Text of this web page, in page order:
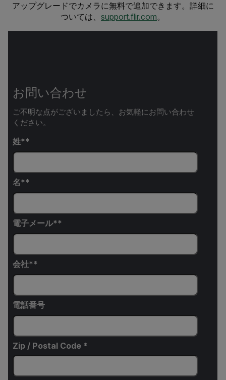
アップグレードでカメラに無料で追加できます。詳細に
ついては、 support.flir.com。
お問い合わせ
ご不明な点がございましたら、お気軽にお問い合わせ
ください。
姓*
名*
電子メール*
会社*
電話番号
Zip / Postal Code *